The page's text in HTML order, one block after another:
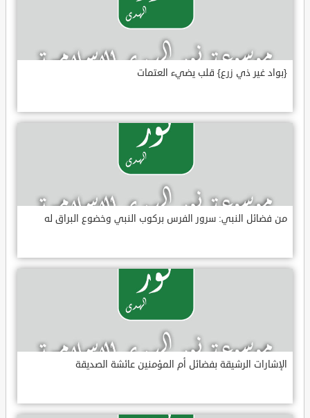
{بواد غير ذي زرع} قلب يضيء العتمات
من فضائل النبي: سرور الفرس بركوب النبي وخضوع البراق له
الإشارات الرشيقة بفضائل أم المؤمنين عائشة الصديقة